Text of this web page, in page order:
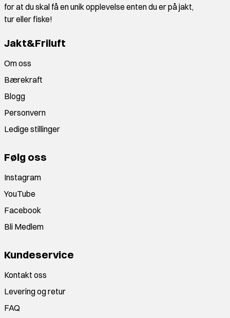
for at du skal få en unik opplevelse enten du er på jakt,
tur eller fiske!
Jakt&Friluft
Om oss
Bærekraft
Blogg
Personvern
Ledige stillinger
Følg oss
Instagram
YouTube
Facebook
Bli Medlem
Kundeservice
Kontakt oss
Levering og retur
FAQ